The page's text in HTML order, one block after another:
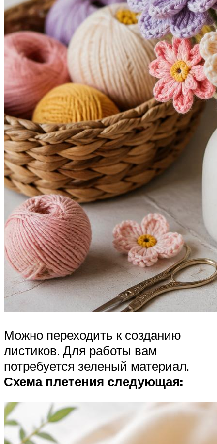
Можно переходить к созданию
листиков. Для работы вам
потребуется зеленый материал.
Схема плетения следующая: